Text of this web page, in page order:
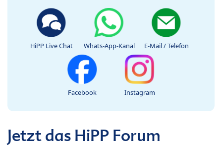
HiPP Live Chat Whats-App-Kanal E-Mail / Telefon
Facebook Instagram
Jetzt das HiPP Forum